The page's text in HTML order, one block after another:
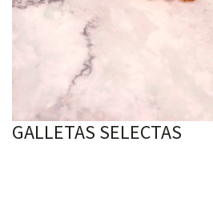
GALLETAS SELECTAS